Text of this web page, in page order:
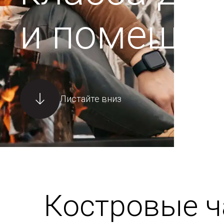
и
Листайте вниз
Костровые